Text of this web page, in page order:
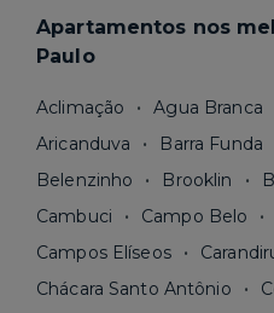
Apartamentos nos
Paulo
Aclimação Agua Branca
Aricanduva
Barra Funda
Belenzinho
Brooklin
Cambuci
Campo Belo
Campos Elíseos
Chácara Santo Antônio